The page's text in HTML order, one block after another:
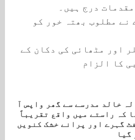
درج ہیں۔
نے مطلوب بھتہ خور کو
اور مٹھائی کی دکان کے
کا الزام
خالد مدرسے سے گھر واپس آ
کہ راستے میں واقع تقریباً
گہرے اور پرانے خشک کنویں
گیا